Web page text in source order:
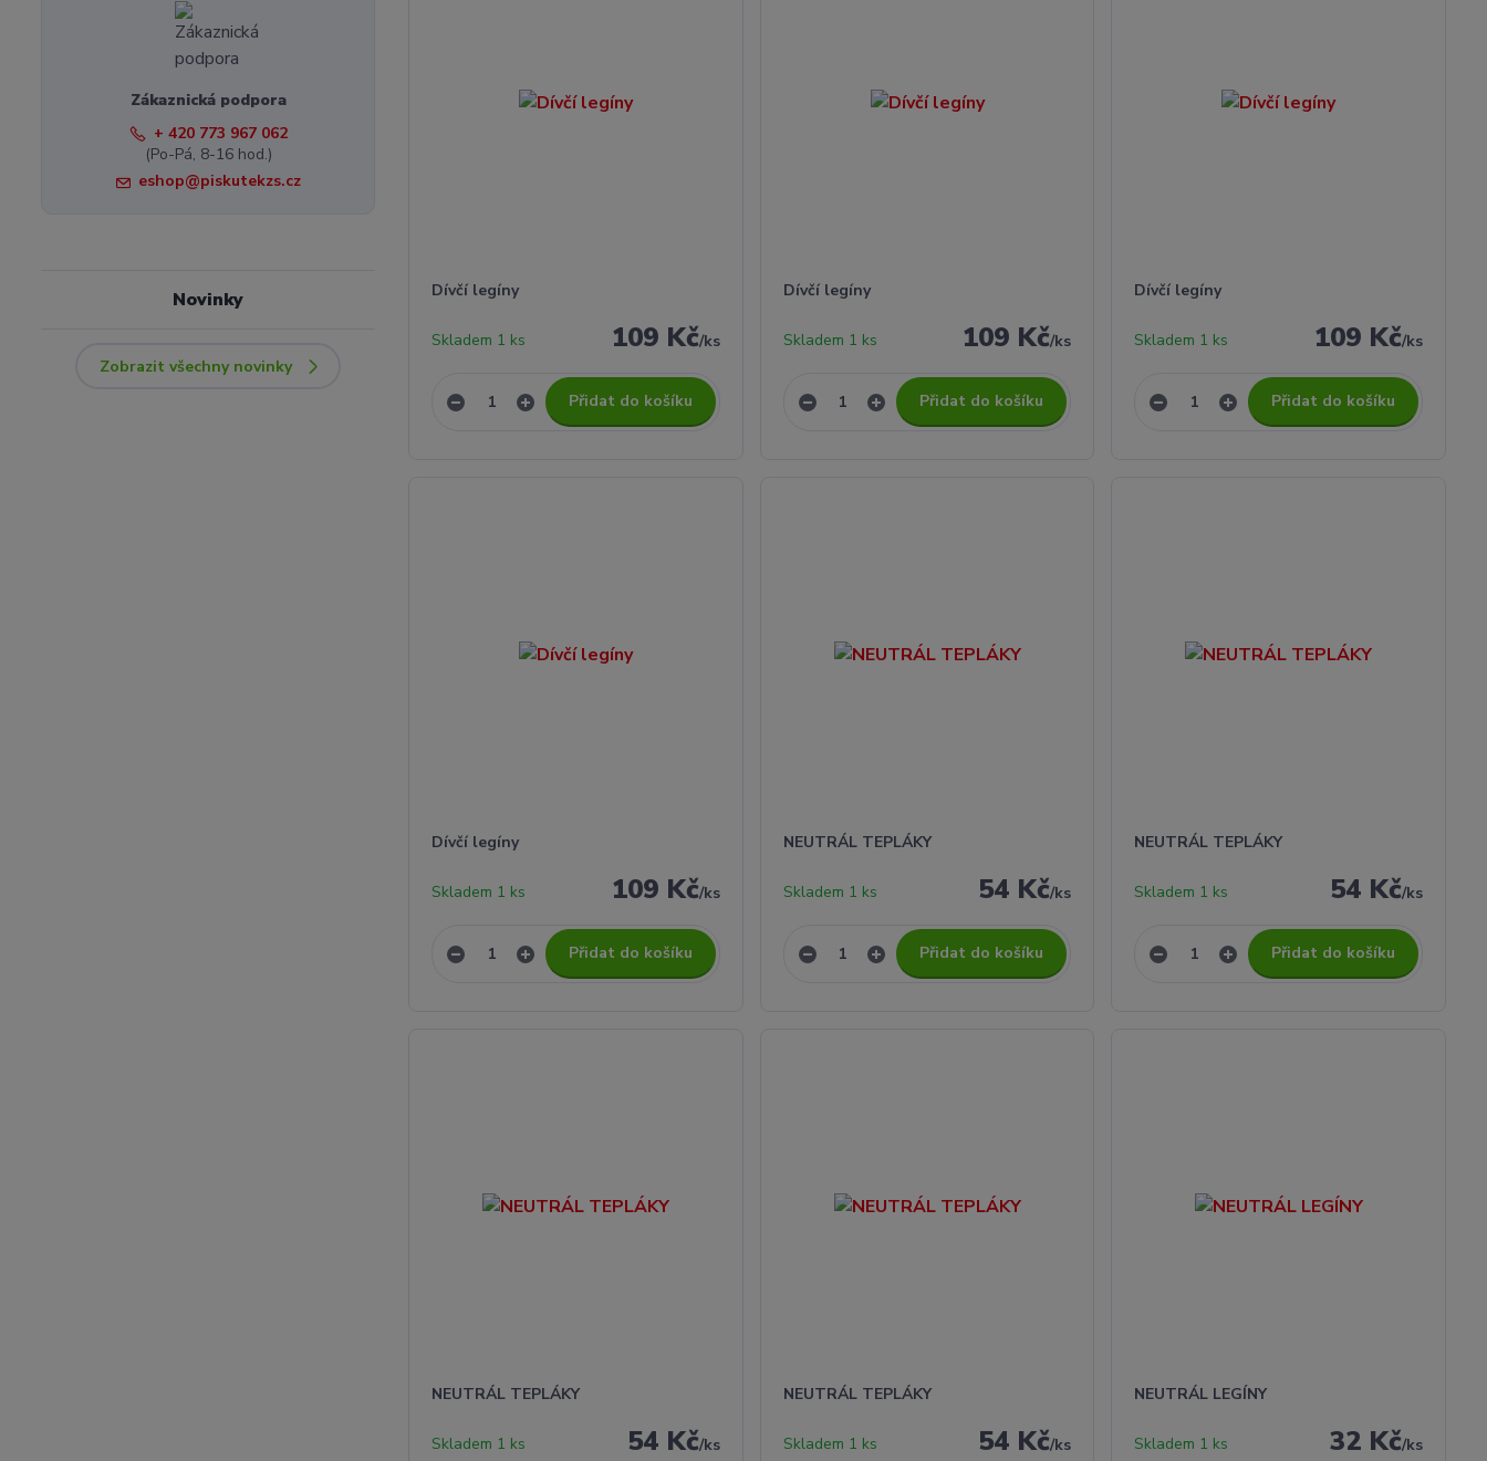
Dívčí legíny
109 Kč/ks
Skladem 1 ks
Přidat do košíku
Dívčí legíny
109 Kč/ks
Skladem 1 ks
Přidat do košíku
Dívčí legíny
109 Kč/ks
Skladem 1 ks
Přidat do košíku
Dívčí legíny
109 Kč/ks
Skladem 1 ks
Přidat do košíku
NEUTRÁL TEPLÁKY
54 Kč/ks
Skladem 1 ks
Přidat do košíku
NEUTRÁL TEPLÁKY
54 Kč/ks
Skladem 1 ks
Přidat do košíku
NEUTRÁL TEPLÁKY
54 Kč/ks
Skladem 1 ks
NEUTRÁL TEPLÁKY
54 Kč/ks
Skladem 1 ks
NEUTRÁL LEGÍNY
32 Kč/ks
Skladem 1 ks
Zákaznická podpora
+ 420 773 967 062
(Po-Pá, 8-16 hod.)
eshop@piskutekzs.cz
Novinky
Zobrazit všechny novinky